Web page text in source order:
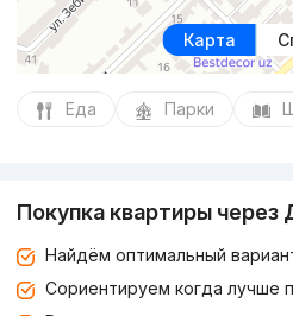
Карта
Еда Парки
Покупка квартиры
Найдём оптимальный
Сориентируем когда лучше